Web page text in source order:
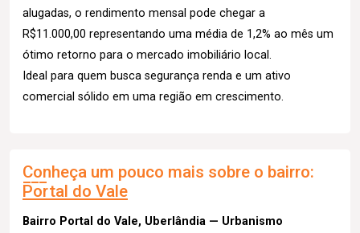
alugadas, o rendimento mensal pode chegar a
R$11.000,00 representando uma média de 1,2% ao mês um
ótimo retorno para o mercado imobiliário local.
Ideal para quem busca segurança renda e um ativo
comercial sólido em uma região em crescimento.
Conheça um pouco mais sobre o bairro:
Portal do Vale
Bairro Portal do Vale, Uberlândia — Urbanismo